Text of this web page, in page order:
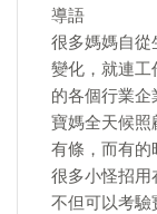
導語
很多媽媽自從
變化，就連工
的各個行業企
寶媽全天候照
有條，而有的
很多小怪招用
不但可以考驗